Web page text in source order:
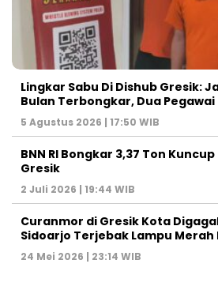
Lingkar Sabu Di Dishub Gresik:
Bulan Terbongkar, Dua
5 Agustus 2026 | 17:50 WIB
BNN RI Bongkar 3,37 Ton
Gresik
2 Juli 2026 | 19:44 WIB
Curanmor di Gresik Kota
Sidoarjo Terjebak Lampu Merah
24 Mei 2026 | 23:14 WIB